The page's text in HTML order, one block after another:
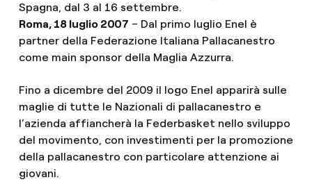
Spagna, dal 3 al 16 settembre.
Roma, 18 luglio 2007 – Dal primo luglio Enel è
partner della Federazione Italiana Pallacanestro
come main sponsor della Maglia Azzurra.
Fino a dicembre del 2009 il logo Enel apparirà sulle
maglie di tutte le Nazionali di pallacanestro e
l’azienda affiancherà la Federbasket nello sviluppo
del movimento, con investimenti per la promozione
della pallacanestro con particolare attenzione ai
giovani.